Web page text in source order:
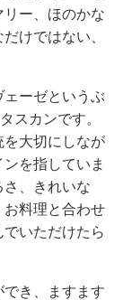
ー、ほのかな
けではない、
ーゼというぶ
スカンです。
を大切にしなが
を指していま
、きれいな
料理と合わせ
いただけたら
き、ますます